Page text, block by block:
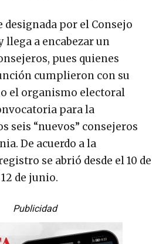
designada por el Consejo
llega a encabezar un
pues quienes
cumplieron con su
el organismo electoral
para la
seis “nuevos” consejeros
De acuerdo a la
se abrió desde el 10 de
de junio.
Publicidad